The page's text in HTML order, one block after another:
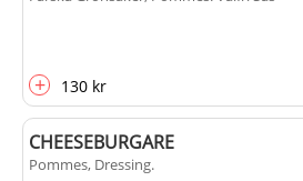
+ 130 kr
CHEESEBURGARE
Pommes, Dressing.